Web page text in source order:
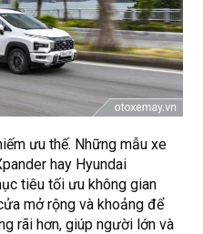
ưu thế. Những mẫu xe
hay Hyundai
tiêu tối ưu không gian
mở rộng và khoảng để
rãi hơn, giúp người lớn và